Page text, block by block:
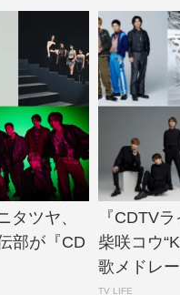
タツヤ、
部が『CD
『CDTV
柴咲コウ
歌メドレ
TV LIFE